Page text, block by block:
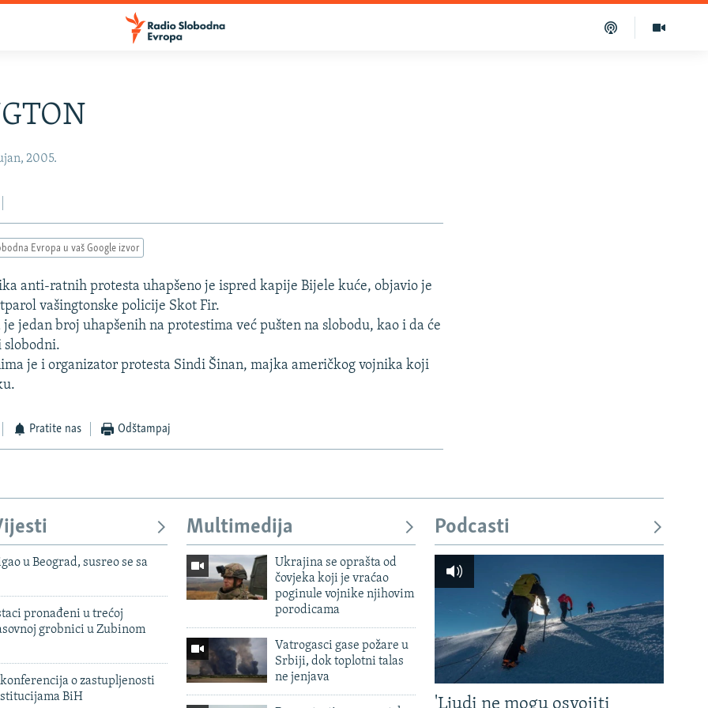
2005.
Evropa u vaš Google izvor
anti-ratnih protesta uhapšeno je ispred kapije Bijele kuće, objavio je
vašingtonske policije Skot Fir.
je jedan broj uhapšenih na protestima već pušten na slobodu, kao i da će
je i organizator protesta Sindi Šinan, majka američkog vojnika koji
Pratite nas Odštampaj
u Beograd, susreo se sa
pronađeni u trećoj
grobnici u Zubinom
o zastupljenosti
BiH
Multimedija
Ukrajina se oprašta od
čovjeka koji je vraćao
poginule vojnike njihovim
porodicama
Vatrogasci gase požare u
Srbiji, dok toplotni talas
ne jenjava
Podcasti